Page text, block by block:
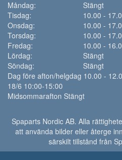
Måndag:
Stängt
Tisdag:
10.00 -
Onsdag:
10.00 -
Torsdag:
10.00 -
Fredag:
10.00 -
Lördag:
Stängt
Söndag:
Stängt
Dag före afton/helgdag 10.00 -
18/6 10:00-15:00
Midsommarafton Stängt
Spaparts Nordic AB. Alla
att använda bilder eller återge
särskilt tillstånd från